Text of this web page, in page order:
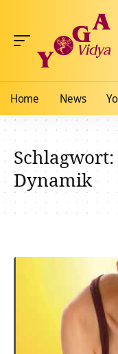
Home News
Schlagwort:
Dynamik